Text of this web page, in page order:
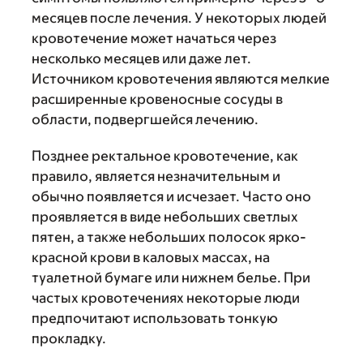
месяцев после лечения. У некоторых людей
кровотечение может начаться через
несколько месяцев или даже лет.
Источником кровотечения являются мелкие
расширенные кровеносные сосуды в
области, подвергшейся лечению.
Позднее ректальное кровотечение, как
правило, является незначительным и
обычно появляется и исчезает. Часто оно
проявляется в виде небольших светлых
пятен, а также небольших полосок ярко-
красной крови в каловых массах, на
туалетной бумаге или нижнем белье. При
частых кровотечениях некоторые люди
предпочитают использовать тонкую
прокладку.